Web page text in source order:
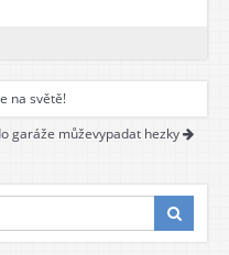
na světě!
garáže můževypadat hezky